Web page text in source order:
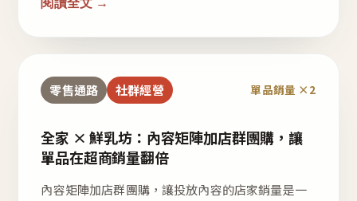
零售通路 社群經營 單品銷量 ×2
全家 × 鮮乳坊：內容矩陣加店群團購，讓
單品在超商銷量翻倍
內容矩陣加店群團購，讓投放內容的店家銷量是一